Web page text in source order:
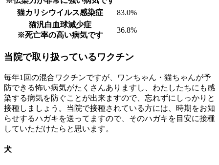
猫カリシウイルス感染症
83.0%
猫汎白血球減少症
※死亡率の高い病気です
36.8%
当院で取り扱っているワクチン
毎年1回の混合ワクチンですが、ワンちゃん・猫ちゃんが予
防できる怖い病気がたくさんありますし、わたしたちにも感
染する病気を防ぐことが出来ますので、忘れずにしっかりと
接種しましょう。当院で接種されている方には、時期をお知
らせするハガキを送ってますので、そのハガキを目安に接種
していただけたらと思います。
犬